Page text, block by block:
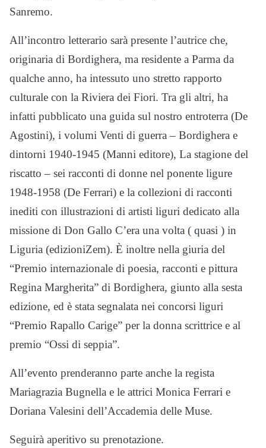
Sanremo.
All’incontro letterario sarà presente l’autrice che,
originaria di Bordighera, ma residente a Parma da
qualche anno, ha intessuto uno stretto rapporto
culturale con la Riviera dei Fiori. Tra gli altri, ha
infatti pubblicato una guida sul nostro entroterra (De
Agostini), i volumi Venti di guerra – Bordighera e
dintorni 1940-1945 (Manni editore), La stagione del
riscatto – sei racconti di donne nel ponente ligure
1948-1958 (De Ferrari) e la collezioni di racconti
inediti con illustrazioni di artisti liguri dedicato alla
missione di Don Gallo C’era una volta ( quasi ) in
Liguria (edizioniZem). È inoltre nella giuria del
“Premio internazionale di poesia, racconti e pittura
Regina Margherita” di Bordighera, giunto alla sesta
edizione, ed è stata segnalata nei concorsi liguri
“Premio Rapallo Carige” per la donna scrittrice e al
premio “Ossi di seppia”.
All’evento prenderanno parte anche la regista
Mariagrazia Bugnella e le attrici Monica Ferrari e
Doriana Valesini dell’Accademia delle Muse.
Seguirà aperitivo su prenotazione.